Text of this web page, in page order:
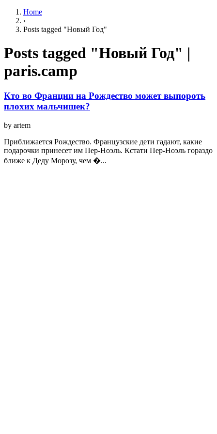
Home
›
Posts tagged "Новый Год"
Posts tagged "Новый Год" |
paris.camp
Кто во Франции на Рождество может выпороть
плохих мальчишек?
by artem
Приближается Рождество. Французские дети гадают, какие
подарочки принесет им Пер-Ноэль. Кстати Пер-Ноэль гораздо
ближе к Деду Морозу, чем �...